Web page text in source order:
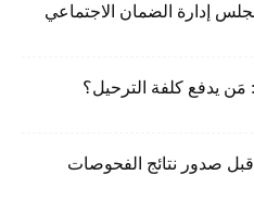
يدفع كلفة الترحيل؟
صدور نتائج الفحوصات